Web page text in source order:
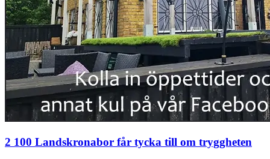
2 100 Landskronabor får tycka till om tryggheten